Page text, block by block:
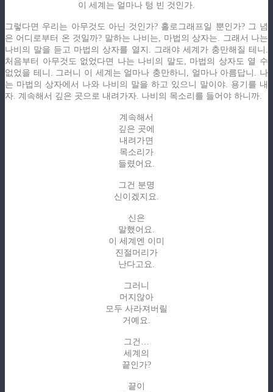
이 세계는 얼마나 텅 빈 것인가.
그렇다면 우리는 아무것도 아닌 것인가? 홀로그래프일 뿐인가? 그 념
은 어디로부터 온 것일까? 말하는 나비는, 마법의 상자는. 그래서 나는
나비의 말을 듣고 마법의 상자를 열지. 그래야 세계가 충만해질 테니.
처음부터 아무것도 없었다면 나는 나비의 말도, 마법의 상자도 열 수
없었을 테니. 그러니 이 세계는 얼마나 충만하니, 얼마나 아름답니. 나
는 마법의 상자에서 나와 나비의 말을 하고 있으니 말이야. 용기를 내
자. 계속해서 깊은 곳으로 내려가자. 나비의 목소리를 들어야 하니까.
계속해서
깊은 곳에
내려가면
목소리가
들렸어요.
그건 분명
신이겠지요.
신은
말했어요.
이 세계엔 이미
진절머리가
난다고요.
그러니
머지않아
모두 사라져버릴
거예요.
그건…
세계의
끝인가?
끝이